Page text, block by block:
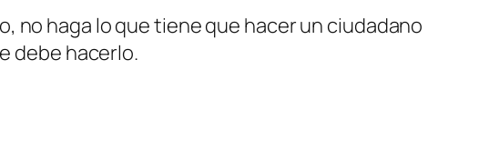
no haga lo que tiene que hacer un ciudadano
debe hacerlo.